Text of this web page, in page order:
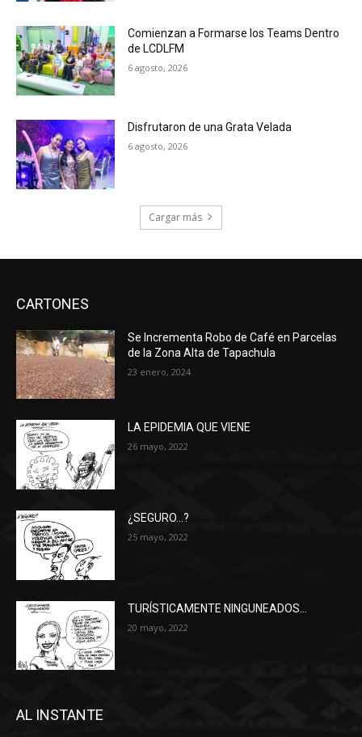
Comienzan a Formarse los Teams Dentro
de LCDLFM
6 agosto, 2026
Disfrutaron de una Grata Velada
6 agosto, 2026
Cargar más
CARTONES
Se Incrementa Robo de Café en Parcelas
de la Zona Alta de Tapachula
23 enero, 2024
LA EPIDEMIA QUE VIENE
26 mayo, 2022
¿SEGURO…?
25 mayo, 2022
TURÍSTICAMENTE NINGUNEADOS…
20 mayo, 2022
AL INSTANTE